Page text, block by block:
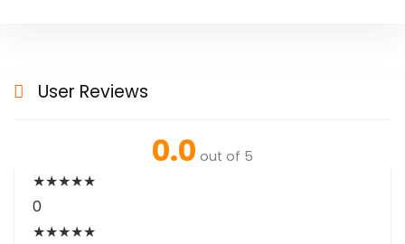
User Reviews
0.0 out of 5
★★★★★
0
★★★★★